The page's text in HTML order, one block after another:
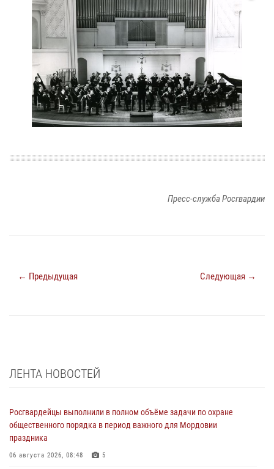
Пресс-служба Росгвардии
← Предыдущая Следующая →
ЛЕНТА НОВОСТЕЙ
Росгвардейцы выполнили в полном объёме задачи по охране
общественного порядка в период важного для Мордовии
праздника
06 августа 2026, 08:48 5